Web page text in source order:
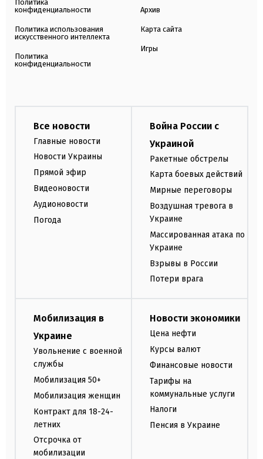
Политика
конфиденциальности
Политика использования
искусственного интеллекта
Политика
конфиденциальности
Архив
Карта сайта
Игры
Все новости
Главные новости
Новости Украины
Прямой эфир
Видеоновости
Аудионовости
Погода
Война России с
Украиной
Ракетные обстрелы
Карта боевых действий
Мирные переговоры
Воздушная тревога в
Украине
Массированная атака по
Украине
Взрывы в России
Потери врага
Мобилизация в
Украине
Увольнение с военной
службы
Мобилизация 50+
Мобилизация женщин
Контракт для 18-24-
летних
Отсрочка от
мобилизации
Новости экономики
Цена нефти
Курсы валют
Финансовые новости
Тарифы на
коммунальные услуги
Налоги
Пенсия в Украине